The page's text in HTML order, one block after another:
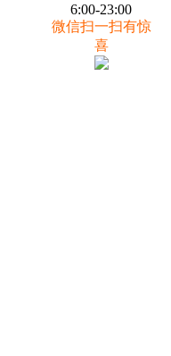
6:00-23:00
微信扫一扫有惊
喜